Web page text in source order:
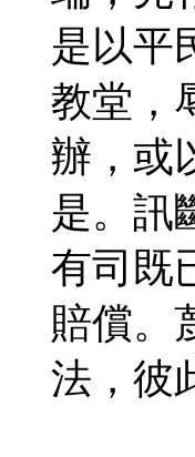
是以平
教堂，
辦，或
是。訊
有司既
賠償。
法，彼